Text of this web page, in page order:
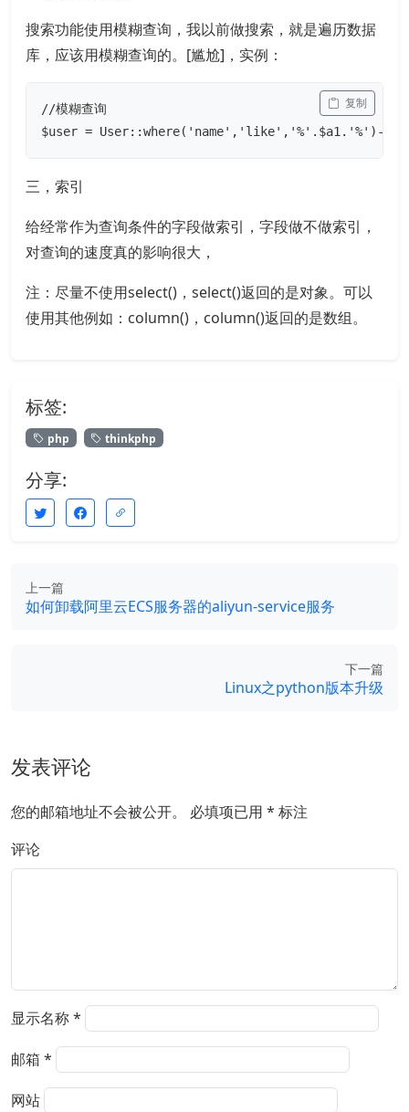
搜索功能使用模糊查询，我以前做搜索，就是遍历数据
库，应该用模糊查询的。[尴尬]，实例：
//模糊查询
$user = User::where('name','like','%'.$a1.'%')-
复制
三，索引
给经常作为查询条件的字段做索引，字段做不做索引，
对查询的速度真的影响很大，
注：尽量不使用select()，select()返回的是对象。可以
使用其他例如：column()，column()返回的是数组。
标签:
php thinkphp
分享:
上一篇
如何卸载阿里云ECS服务器的aliyun-service服务
下一篇
Linux之python版本升级
发表评论
您的邮箱地址不会被公开。 必填项已用 * 标注
评论
显示名称*
邮箱 *
网站